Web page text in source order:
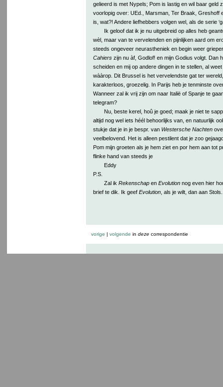
gelieerd is met Nypels; Pom is lastig en wil baar geld
voorlopig over: UEd., Marsman, Ter Braak, Greshoff
is, wat?! Andere liefhebbers volgen wel, als de serie
Ik geloof dat ik je nu uitgebreid op alles heb
wèl, maar van te vervelenden en pijnlijken aard om
steeds ongeveer neurastheniek en begin weer
Cahierszijn nu àf, Godlof! en mijn Godius volgt. Dan
scheiden en mij op andere dingen in te stellen, al
wààrop. Dit Brussel is het vervelendste gat ter
karakterloos, groezelig. In Parijs heb je tenminste
Wanneer zal ik vrij zijn om naar Italië of Spanje te
telegram?
Nu, beste kerel, hoû je goed; maak je niet te
altijd nog wel iets héél behoorlijks van, en natuurlijk
stukje dat je in je bespr. van Westersche Nachten
veelbelovend. Het is alleen pestilent dat je zoo
Pom mijn groeten als je hem ziet en por hem aan tot
flinke hand van steeds je
Eddy
P.S.
Zal ik Rekenschapen Evolutionnog even hier
brief te dik. Ik geef Evolution, als je wilt, dan aan Stols.
vorige | volgende in dezecorrespondentie